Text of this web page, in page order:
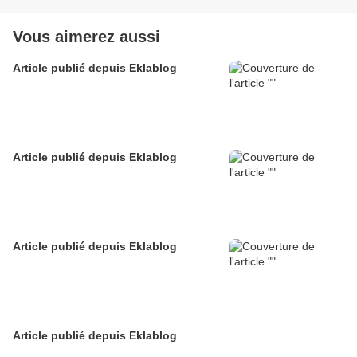
Vous aimerez aussi
Article publié depuis Eklablog
Article publié depuis Eklablog
Article publié depuis Eklablog
Article publié depuis Eklablog